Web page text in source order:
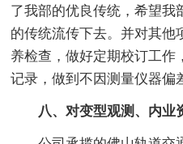
了我部的优良传统，希望我
的传统流传下去。并对其他
养检查，做好定期校订工作
记录，做到不因测量仪器偏
八、对变型观测、内业